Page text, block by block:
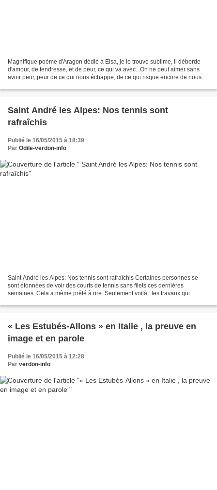
Magnifique poème d'Aragon dédié à Elsa, je le trouve sublime, il déborde
d'amour, de tendresse, et de peur, ce qui va avec...On ne peut aimer sans
avoir peur, peur de ce qui nous échappe, de ce qui risque encore de nous
Saint André les Alpes: Nos tennis sont
rafraîchis
Publié le 16/05/2015 à 18:39
Par Odile-verdon-info
Saint André les Alpes: Nos tennis sont rafraîchis Certaines personnes se
sont étonnées de voir des courts de tennis sans filets ces dernières
semaines. Cela a même prêté à rire. Seulement voilà : les travaux qui
« Les Estubés-Allons » en Italie , la preuve en
image et en parole
Publié le 16/05/2015 à 12:28
Par verdon-info